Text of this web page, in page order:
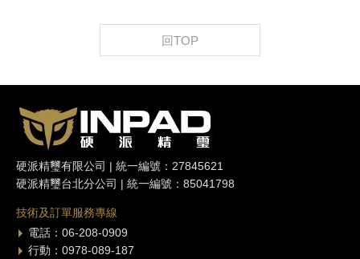
回TOP
硬派精璽有限公司 | 統一編號：27845621
硬派精璽台北分公司 | 統一編號：85041798
技術及訂單服務專線
電話：06-208-0909
行動：0978-089-187